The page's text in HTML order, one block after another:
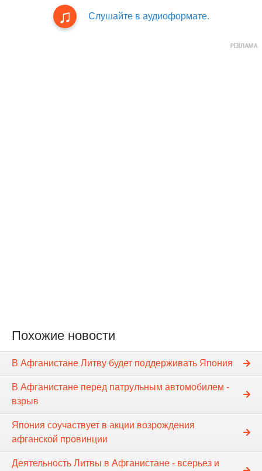
Слушайте в аудиоформате.
Похожие новости
В Афганистане Литву будет поддерживать Япония
В Афганистане перед патрульным автомобилем -
взрыв
Япония соучаствует в акции возрождения
афганской провинции
Деятельность Литвы в Афганистане - всерьез и